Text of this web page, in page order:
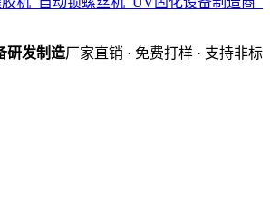
研发制造厂家直销 · 免费打样 · 支持非标